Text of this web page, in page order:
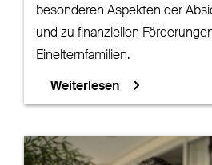
besonderen Aspekten der
und zu finanziellen
Einelternfamilien.
Weiterlesen